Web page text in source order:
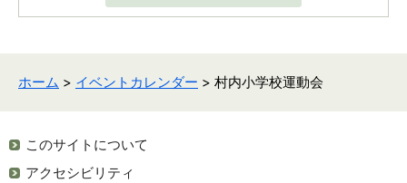
ホーム > イベントカレンダー > 村内小学校運動会
このサイトについて
アクセシビリティ